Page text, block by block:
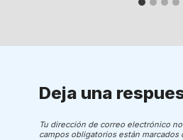
Deja una
Tu dirección de correo electrónico
campos obligatorios están marcados